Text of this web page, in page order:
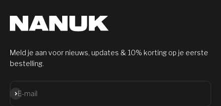
Meld je aan voor nieuws, updates & 10% korting op je eerste
bestelling.
E-mail
Aanmelden